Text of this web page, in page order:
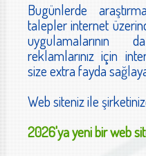
Bugünlerde
talepler internet
uygulamalarının
reklamlarınız için
size extra fayda
Web siteniz ile
2026'ya yeni bir web